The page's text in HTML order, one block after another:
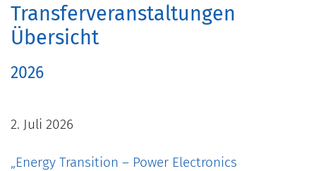
Transferveranstaltungen
Übersicht
2026
2. Juli 2026
„Energy Transition – Power Electronics